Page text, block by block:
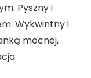
Pyszny i
Wykwintny i
mocnej,